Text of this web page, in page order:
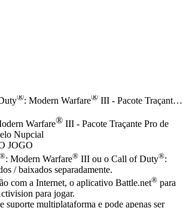
®: Modern Warfare® III - Pacote Traçante Pro de Skin Ultra: Pesadelo Nupcial
Warfare® III - Pacote Traçante Pro de
Nupcial
JOGO
®: Modern Warfare® III ou o Call of Duty®:
/ baixados separadamente.
com a Internet, o aplicativo Battle.net® para
para jogar.
suporte multiplataforma e pode apenas ser